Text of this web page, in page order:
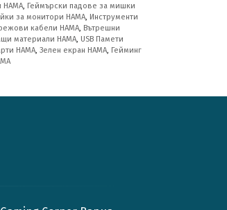
, Геймърски падове за мишки
за монитори HAMA, Инструменти
кабели HAMA, Вътрешни
материали HAMA, USB Памети
HAMA, Зелен екран HAMA, Гейминг